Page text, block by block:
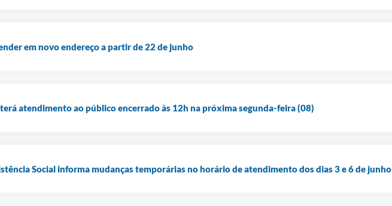
em novo endereço a partir de 22 de junho
atendimento ao público encerrado às 12h na próxima segunda-feira (08)
Social informa mudanças temporárias no horário de atendimento dos dias 3 e 6 de junho